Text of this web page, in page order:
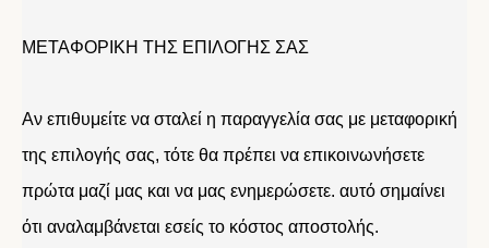
ΜΕΤΑΦΟΡΙΚΗ ΤΗΣ ΕΠΙΛΟΓΗΣ ΣΑΣ
Αν επιθυμείτε να σταλεί η παραγγελία σας με μεταφορική
της επιλογής σας, τότε θα πρέπει να επικοινωνήσετε
πρώτα μαζί μας και να μας ενημερώσετε. αυτό σημαίνει
ότι αναλαμβάνεται εσείς το κόστος αποστολής.